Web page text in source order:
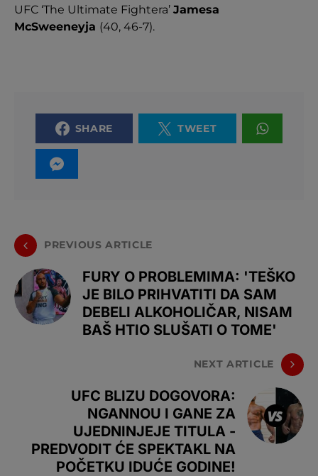
UFC ‘The Ultimate Fightera’ Jamesa
McSweeneyja (40, 46-7).
SHARE TWEET
PREVIOUS ARTICLE
FURY O PROBLEMIMA: 'TEŠKO
JE BILO PRIHVATITI DA SAM
DEBELI ALKOHOLIČAR, NISAM
BAŠ HTIO SLUŠATI O TOME'
NEXT ARTICLE
UFC BLIZU DOGOVORA:
NGANNOU I GANE ZA
UJEDNINJEJE TITULA -
PREDVODIT ĆE SPEKTAKL NA
POČETKU IDUĆE GODINE!